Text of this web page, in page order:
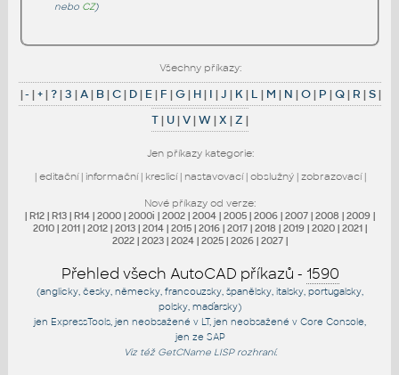
nebo CZ)
Všechny příkazy:
|- |+|?|3 |A| B|C| D| E| F |G| H| I |J | K| L | M | N |O| P |Q| R |S|
T| U|V|W|X |Z |
Jen příkazy kategorie:
| editační| informační| kreslicí| nastavovací| obslužný| zobrazovací|
Nové příkazy od verze:
| R12 | R13 | R14 | 2000 | 2000i | 2002 | 2004 | 2005 | 2006 | 2007 | 2008 | 2009 |
2010 | 2011 | 2012 | 2013 | 2014 | 2015 | 2016 | 2017 | 2018 | 2019 | 2020 | 2021 |
2022 | 2023 | 2024 | 2025 | 2026 | 2027 |
Přehled všech AutoCAD příkazů - 1590
(anglicky, česky, německy, francouzsky, španělsky, italsky, portugalsky,
polsky, maďarsky)
jen ExpressTools , jen neobsažené v LT, jen neobsažené v Core Console
jen ze SAP
Viz též GetCNameLISP rozhraní.